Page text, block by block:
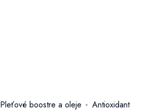
Pleťové boostre a oleje
Antioxidant